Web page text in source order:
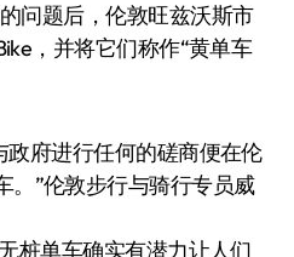
问题后，伦敦旺兹沃斯市
，并将它们称作“黄单车
政府进行任何的磋商便在伦
。”伦敦步行与骑行专员威
桩单车确实有潜力让人们